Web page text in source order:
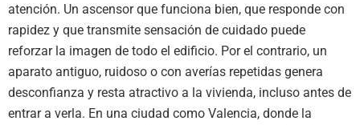
atención. Un ascensor que funciona bien, que responde con
rapidez y que transmite sensación de cuidado puede
reforzar la imagen de todo el edificio. Por el contrario, un
aparato antiguo, ruidoso o con averías repetidas genera
desconfianza y resta atractivo a la vivienda, incluso antes de
entrar a verla. En una ciudad como Valencia, donde la